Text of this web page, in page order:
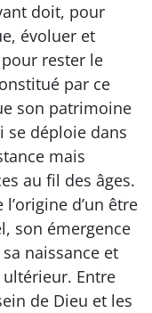
doit, pour
évoluer et
pour rester le
par ce
son patrimoine
se déploie dans
mais
au fil des âges.
d’un être
son émergence
naissance et
Entre
de Dieu et les